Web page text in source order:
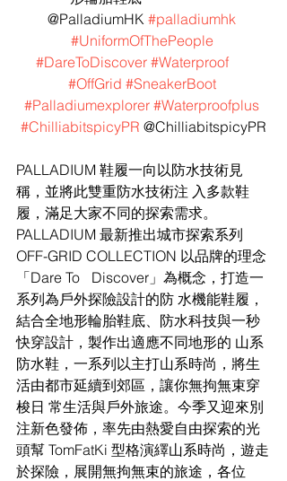
@PalladiumHK #palladiumhk
#UniformOfThePeople
#DareToDiscover #Waterproof
#OffGrid #SneakerBoot
#Palladiumexplorer #Waterproofplus
#ChilliabitspicyPR @ChilliabitspicyPR
PALLADIUM 鞋履一向以防水技術見
稱，並將此雙重防水技術注 入多款鞋
履，滿足大家不同的探索需求。
PALLADIUM 最新推出城市探索系列
OFF-GRID COLLECTION 以品牌的理念
「Dare To	 Discover」為概念，打造一
系列為戶外探險設計的防 水機能鞋履，
結合全地形輪胎鞋底、防水科技與一秒
快穿設計，製作出適應不同地形的 山系
防水鞋，一系列以主打山系時尚，將生
活由都市延續到郊區，讓你無拘無束穿
梭日 常生活與戶外旅途。今季又迎來別
注新色發佈，率先由熱愛自由探索的光
頭幫 TomFatKi 型格演繹山系時尚，遊走
於探險，展開無拘無束的旅途，各位